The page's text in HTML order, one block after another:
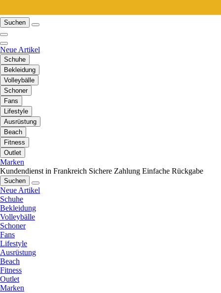
Suchen
Neue Artikel
Schuhe
Bekleidung
Volleybälle
Schoner
Fans
Lifestyle
Ausrüstung
Beach
Fitness
Outlet
Marken
Kundendienst in Frankreich Sichere Zahlung Einfache Rückgabe
Suchen
Neue Artikel
Schuhe
Bekleidung
Volleybälle
Schoner
Fans
Lifestyle
Ausrüstung
Beach
Fitness
Outlet
Marken